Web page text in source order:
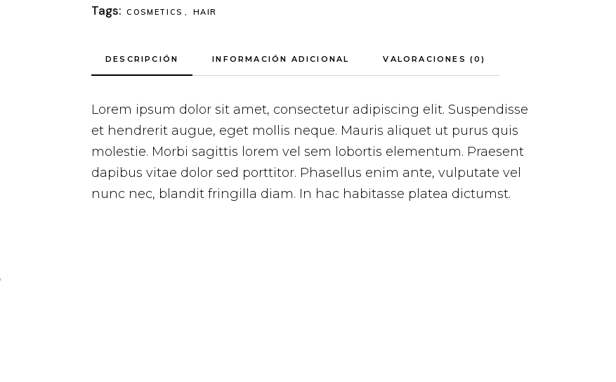
Tags: COSMETICS , HAIR
DESCRIPCIÓN INFORMACIÓN ADICIONAL VALORACIONES (0)
Lorem ipsum dolor sit amet, consectetur adipiscing elit. Suspendisse
et hendrerit augue, eget mollis neque. Mauris aliquet ut purus quis
molestie. Morbi sagittis lorem vel sem lobortis elementum. Praesent
dapibus vitae dolor sed porttitor. Phasellus enim ante, vulputate vel
nunc nec, blandit fringilla diam. In hac habitasse platea dictumst.